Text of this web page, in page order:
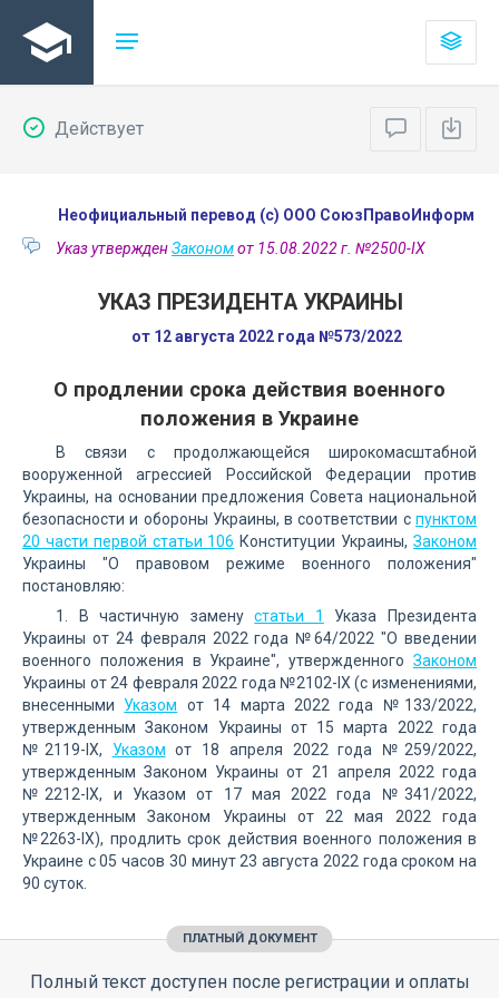
Действует
Неофициальный перевод (с) ООО СоюзПравоИнформ
Указ утвержденЗакономот 15.08.2022 г. №2500-IX
УКАЗ ПРЕЗИДЕНТА УКРАИНЫ
от 12 августа 2022 года №573/2022
О продлении срока действия военного
положения в Украине
В связи с продолжающейся широкомасштабной
вооруженной агрессией Российской Федерации против
Украины, на основании предложения Совета национальной
безопасности и обороны Украины, в соответствии с пунктом
20 части первой статьи 106 Конституции Украины,Законом
Украины "О правовом режиме военного положения"
постановляю:
1. В частичную заменустатьи 1
Указа Президента
Украины от 24 февраля 2022 года №64/2022 "О введении
военного положения в Украине", утвержденного Законом
Украины от 24 февраля 2022 года №2102-IX (с изменениями,
внесенными Указом от 14 марта 2022 года №133/2022,
утвержденным Законом Украины от 15 марта 2022 года
№2119-IX, Указом от 18 апреля 2022 года №259/2022,
утвержденным Законом Украины от 21 апреля 2022 года
№2212-IX, и Указом от 17 мая 2022 года №341/2022,
утвержденным Законом Украины от 22 мая 2022 года
№2263-IX), продлить срок действия военного положения в
Украине с 05 часов 30 минут 23 августа 2022 года сроком на
90 суток.
ПЛАТНЫЙ ДОКУМЕНТ
Полный текст доступен после регистрации и оплаты